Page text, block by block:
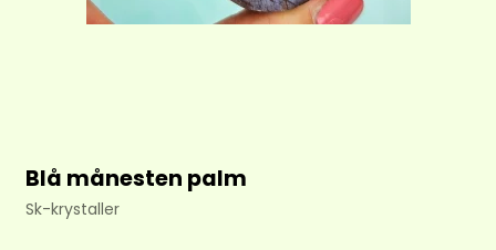
Blå månesten palm
Sk-krystaller